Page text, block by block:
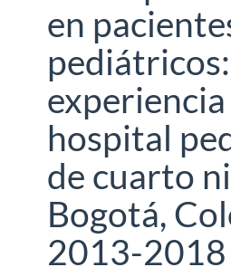
en
pediátricos:
hospital
de cuarto
Bogotá,
2013-2018